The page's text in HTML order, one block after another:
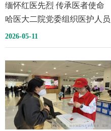
缅怀红医先烈 传承医者使命
哈医大二院党委组织医护人员
拜谒哈尔滨烈士陵园
2026-05-11